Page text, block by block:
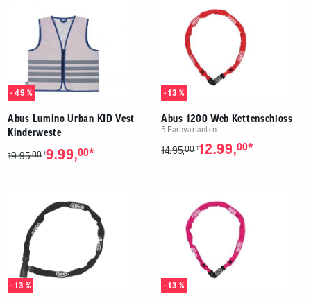
- 49 %
Abus Lumino Urban KID Vest
Kinderweste
19.95,00 19.99,00*
- 13 %
Abus 1200 Web Kettenschloss
5 Farbvarianten
14.95,00 112.99,00*
- 13 % - 13 %